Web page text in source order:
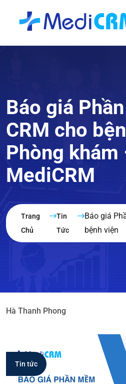
Báo giá
CRM cho
Phòng khám
MediCRM
Trang
Chủ
Tin
Tức
Báo giá
bệnh viện
Hà Thanh Phong
Tin tức